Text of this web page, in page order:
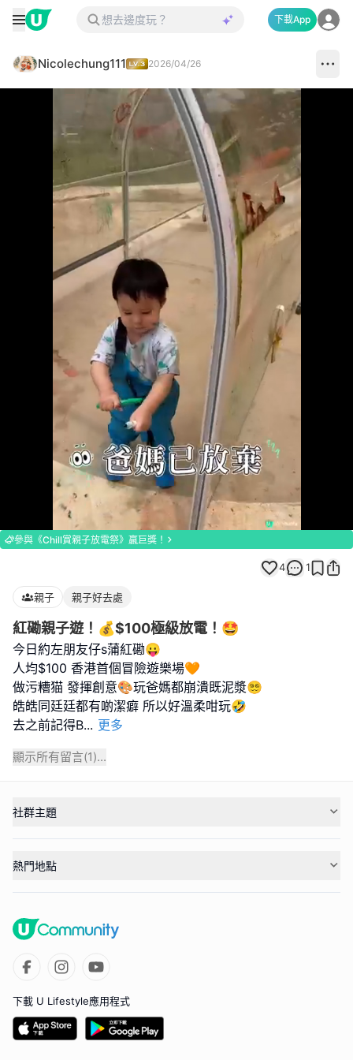
下載App
Nicolechung111 2026/04/26
:
100.00%
參與《Chill賞親子放電祭》贏巨獎！
4 1
親子 親子好去處
紅磡親子遊！💰$100極級放電！🤩
今日約左朋友仔s蒲紅磡😛
人均$100 香港首個冒險遊樂場🧡
做污糟猫 發揮創意🎨玩爸媽都崩潰既泥漿😵‍💫
皓皓同廷廷都有啲潔癖 所以好溫柔咁玩🤣
去之前記得B... 更多
顯示所有留言(1)...
社群主題
熱門地點
下載 U Lifestyle應用程式